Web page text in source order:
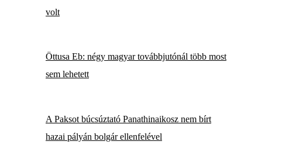
volt
Öttusa Eb: négy magyar továbbjutónál több most
sem lehetett
A Paksot búcsúztató Panathinaikosz nem bírt
hazai pályán bolgár ellenfelével